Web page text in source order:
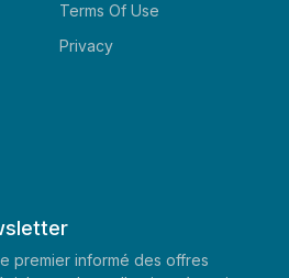
Terms Of Use
Privacy
premier informé des offres